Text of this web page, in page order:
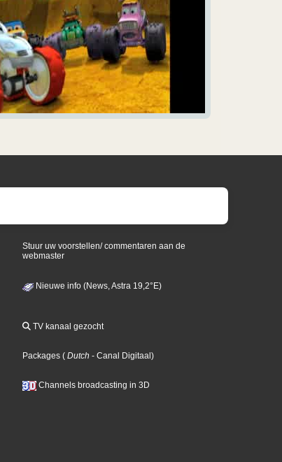
Stuur uw voorstellen/ commentaren aan de
webmaster
Nieuwe info (News, Astra 19,2°E)
TV kanaal gezocht
Packages ( Dutch - Canal Digitaal)
Channels broadcasting in 3D